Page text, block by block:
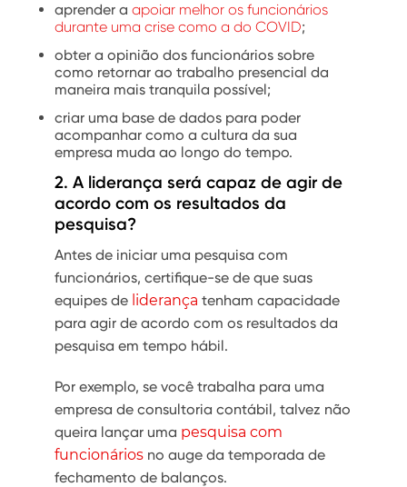
aprender a apoiar melhor os funcionários
durante uma crise como a do COVID;
obter a opinião dos funcionários sobre
como retornar ao trabalho presencial da
maneira mais tranquila possível;
criar uma base de dados para poder
acompanhar como a cultura da sua
empresa muda ao longo do tempo.
2. A liderança será capaz de agir de
acordo com os resultados da
pesquisa?
Antes de iniciar uma pesquisa com
funcionários, certifique-se de que suas
equipes de liderança tenham capacidade
para agir de acordo com os resultados da
pesquisa em tempo hábil.
Por exemplo, se você trabalha para uma
empresa de consultoria contábil, talvez não
queira lançar uma pesquisa com
funcionários no auge da temporada de
fechamento de balanços.